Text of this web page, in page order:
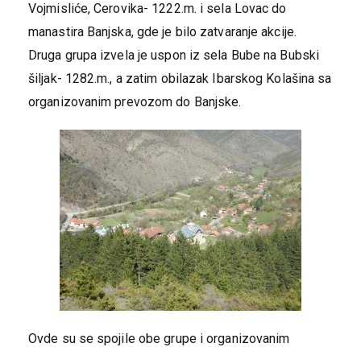
Vojmisliće, Cerovika- 1222.m. i sela Lovac do
manastira Banjska, gde je bilo zatvaranje akcije.
Druga grupa izvela je uspon iz sela Bube na Bubski
šiljak- 1282.m., a zatim obilazak Ibarskog Kolašina sa
organizovanim prevozom do Banjske.
Ovde su se spojile obe grupe i organizovanim